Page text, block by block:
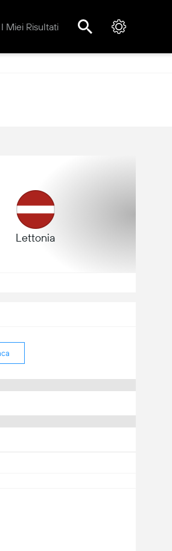
I Miei Risultati
Lettonia